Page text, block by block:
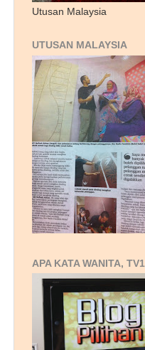
Utusan Malaysia
UTUSAN MALAYSIA
APA KATA WANITA, TV1